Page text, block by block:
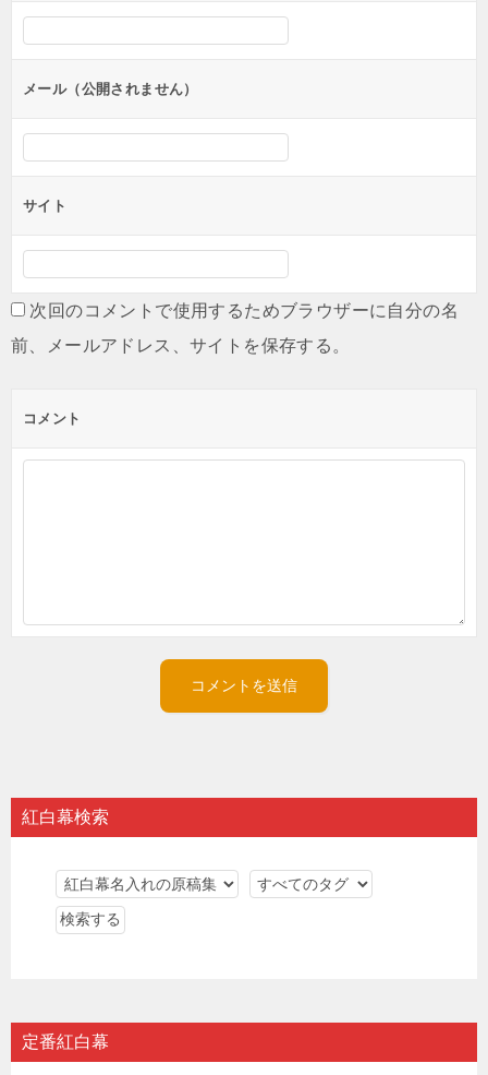
シ
ンメール（公開されません）
サイト
次回のコメントで使用するためブラウザーに自分の名
前、メールアドレス、サイトを保存する。
コメント
紅白幕検索
定番紅白幕